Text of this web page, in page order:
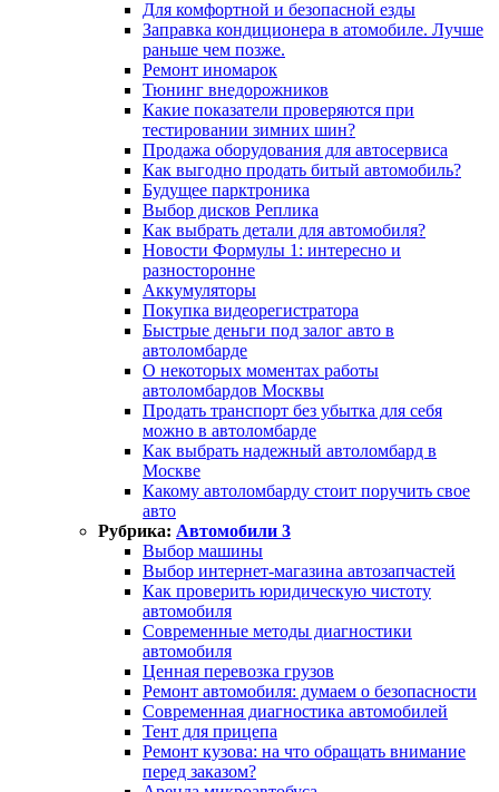
Для комфортной и безопасной езды
Заправка кондиционера в атомобиле. Лучше
раньше чем позже.
Ремонт иномарок
Тюнинг внедорожников
Какие показатели проверяются при
тестировании зимних шин?
Продажа оборудования для автосервиса
Как выгодно продать битый автомобиль?
Будущее парктроника
Выбор дисков Реплика
Как выбрать детали для автомобиля?
Новости Формулы 1: интересно и
разносторонне
Аккумуляторы
Покупка видеорегистратора
Быстрые деньги под залог авто в
автоломбарде
О некоторых моментах работы
автоломбардов Москвы
Продать транспорт без убытка для себя
можно в автоломбарде
Как выбрать надежный автоломбард в
Москве
Какому автоломбарду стоит поручить свое
авто
Рубрика: Автомобили 3
Выбор машины
Выбор интернет-магазина автозапчастей
Как проверить юридическую чистоту
автомобиля
Современные методы диагностики
автомобиля
Ценная перевозка грузов
Ремонт автомобиля: думаем о безопасности
Современная диагностика автомобилей
Тент для прицепа
Ремонт кузова: на что обращать внимание
перед заказом?